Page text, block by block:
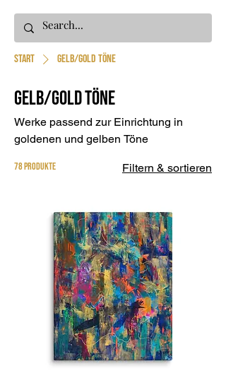
Start Gelb/Gold Töne
Gelb/Gold Töne
Werke passend zur Einrichtung in
goldenen und gelben Töne
78 Produkte Filtern & sortieren